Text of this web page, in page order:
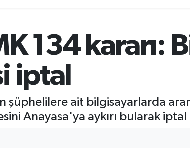
134 kararı:
iptal
şüphelilere ait bilgisayarlarda
Anayasa'ya aykırı bularak